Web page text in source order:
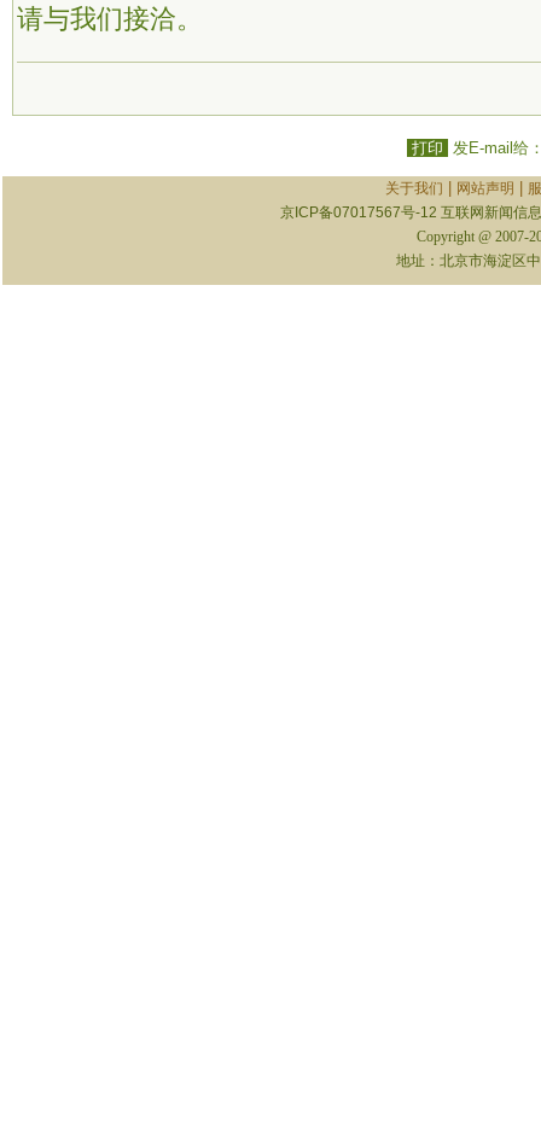
请与我们接洽。
打印 发E-mail给
关于我们 网站声明
京ICP备07017567号-12 互联网新闻信
Copyright @ 2007-
地址：北京市海淀区